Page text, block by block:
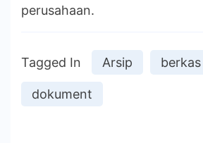
perusahaan.
Tagged In Arsip berkas
dokument